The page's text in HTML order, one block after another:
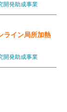
開発助成事業
ライン局所加熱
開発助成事業